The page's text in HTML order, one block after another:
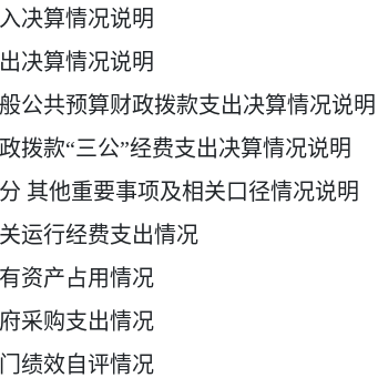
决算情况说明
决算情况说明
公共预算财政拨款支出决算情况说明
拨款“三公”经费支出决算情况说明
其他重要事项及相关口径情况说明
运行经费支出情况
资产占用情况
采购支出情况
绩效自评情况